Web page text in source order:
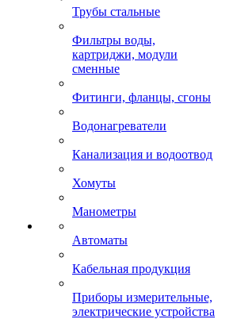
Трубы стальные
Фильтры воды,
картриджи, модули
сменные
Фитинги, фланцы, сгоны
Водонагреватели
Канализация и водоотвод
Хомуты
Манометры
Автоматы
Кабельная продукция
Приборы измерительные,
электрические устройства